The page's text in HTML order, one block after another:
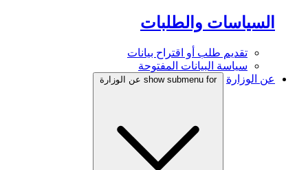
السياسات والطلبات
تقديم طلب أو اقتراح بيانات
سياسة البيانات المفتوحة
عن الوزارة
show submenu for عن الوزارة